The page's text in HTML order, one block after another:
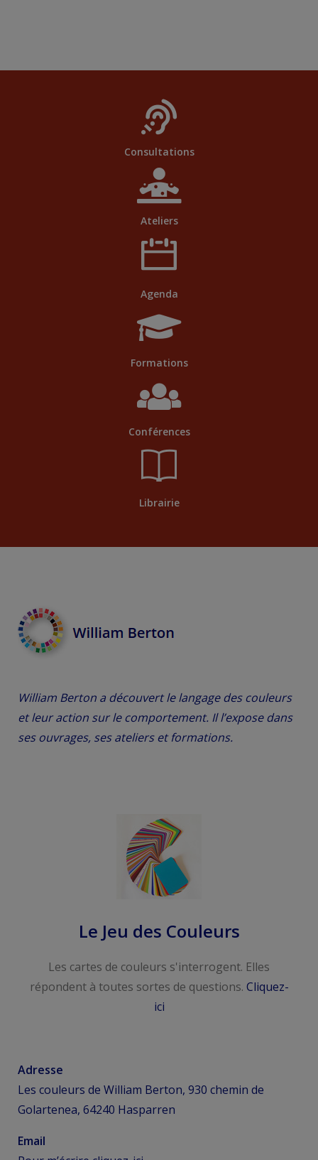
Consultations
Ateliers
Agenda
Formations
Conférences
Librairie
William Berton a découvert le langage des couleurs
et leur action sur le comportement. Il l’expose dans
ses ouvrages, ses ateliers et formations.
Le Jeu des Couleurs
Les cartes de couleurs s'interrogent. Elles
répondent à toutes sortes de questions. Cliquez-
ici
Adresse
Les couleurs de William Berton, 930 chemin de
Golartenea, 64240 Hasparren
Email